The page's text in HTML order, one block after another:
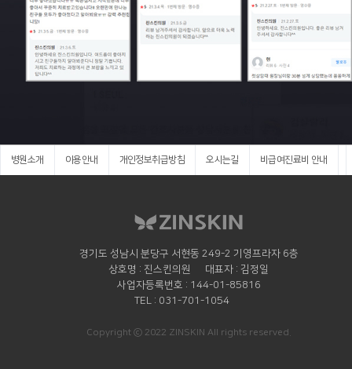
병원소개 이용안내 개인정보취급방침 오시는길 비급여진료비 안내
경기도 성남시 분당구 서현동 249-2 기영프라자 6층
상호명
진스킨의원 대표자
김정일
사업자등록번호
144-01-85816
TEL
031-701-1054
Copyright ⓒ 2022 ZINSKIN All rights reserved.